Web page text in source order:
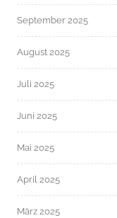
September 2025
August 2025
Juli 2025
Juni 2025
Mai 2025
April 2025
März 2025